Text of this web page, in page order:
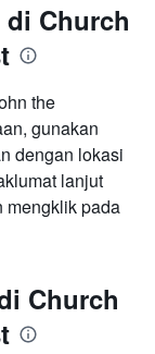
Church
the
gunakan
dengan lokasi
lanjut
mengklik pada
Church